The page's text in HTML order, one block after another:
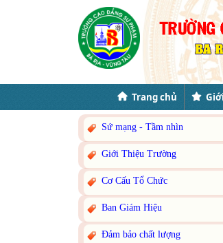
Trang chủ
Sứ mạng - Tầm nhìn
Giới Thiệu Trường
Cơ Cấu Tổ Chức
Ban Giám Hiệu
Đảm bảo chất lượng